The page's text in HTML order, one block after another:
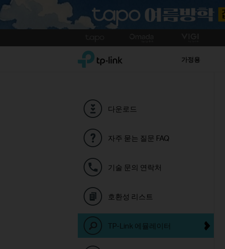
to
TP-Link, Reliably Smart 가정용
다운로드
자주 묻는 질문 FAQ
기술 문의 연락처
호환성 리스트
TP-Link 에뮬레이터